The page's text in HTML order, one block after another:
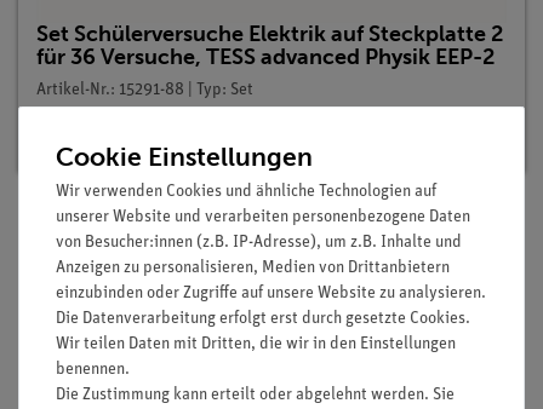
Set Schülerversuche Elektrik auf Steckplatte 2
für 36 Versuche, TESS advanced Physik EEP-2
Artikel-Nr.: 15291-88 | Typ: Set
Lieferumfang
Media / Downloads
Cookie Einstellungen
Wir verwenden Cookies und ähnliche Technologien auf
unserer Website und verarbeiten personenbezogene Daten
von Besucher:innen (z.B. IP-Adresse), um z.B. Inhalte und
Anzeigen zu personalisieren, Medien von Drittanbietern
einzubinden oder Zugriffe auf unsere Website zu analysieren.
Die Datenverarbeitung erfolgt erst durch gesetzte Cookies.
Wir teilen Daten mit Dritten, die wir in den Einstellungen
benennen.
Die Zustimmung kann erteilt oder abgelehnt werden. Sie